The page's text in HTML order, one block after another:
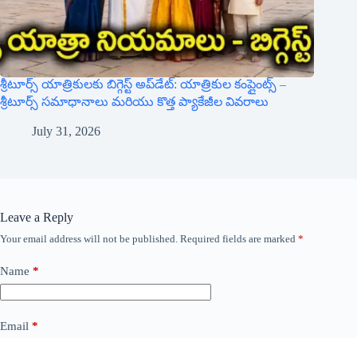
శ్రీటూర్స్ యాత్రికులకు బిగ్గెస్ట్ అప్‌డేట్: యాత్రికుల కంప్లైంట్స్ –
శ్రీటూర్స్ సమాధానాలు మరియు కొత్త ప్యాకేజీల వివరాలు
July 31, 2026
Leave a Reply
Your email address will not be published. Required fields are marked *
Name *
Email *